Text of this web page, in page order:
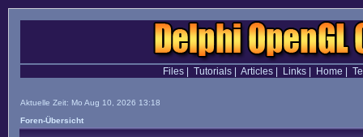
Files| Tutorials| Articles| Links| Home
Aktuelle Zeit: Mo Aug 10, 2026 13:18
Foren-Übersicht